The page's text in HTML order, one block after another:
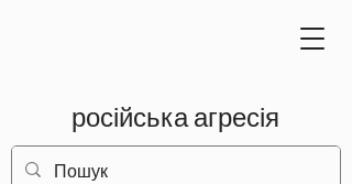
російська агресія